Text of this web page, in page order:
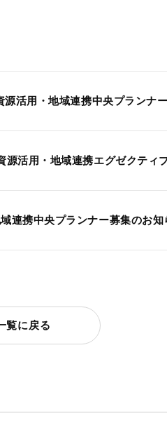
源活用・地域連携中央プランナ
源活用・地域連携エグゼクティ
連携中央プランナー募集のお知
覧に戻る